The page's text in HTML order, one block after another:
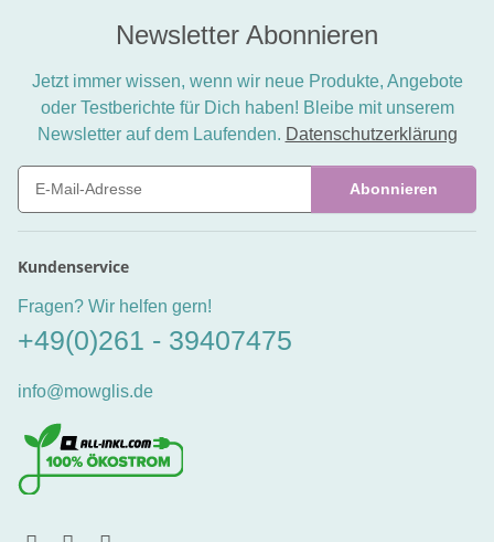
Newsletter Abonnieren
Jetzt immer wissen, wenn wir neue Produkte, Angebote
oder Testberichte für Dich haben! Bleibe mit unserem
Newsletter auf dem Laufenden. Datenschutzerklärung
Abonnieren
Kundenservice
Fragen? Wir helfen gern!
+49(0)261 - 39407475
info@mowglis.de